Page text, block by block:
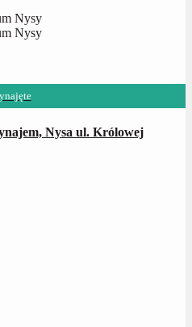
Nysy
Nysy
Nysa ul. Królowej